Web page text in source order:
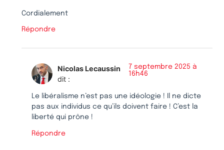
Cordialement
Répondre
Nicolas Lecaussin
dit :
7 septembre 2025 à
16h46
Le libéralisme n’est pas une idéologie ! Il ne dicte
pas aux individus ce qu’ils doivent faire ! C’est la
liberté qui prône !
Répondre